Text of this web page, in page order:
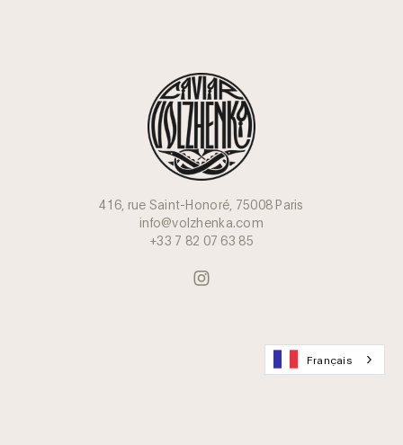
416, rue Saint-Honoré, 75008 Paris
info@volzhenka.com
+33 7 82 07 63 85
Français